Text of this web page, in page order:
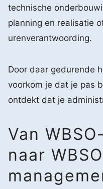
technische
planning en realisatie
urenverantwoording.
Door daar gedurende
voorkom je dat je pas
ontdekt dat je
Van
naar